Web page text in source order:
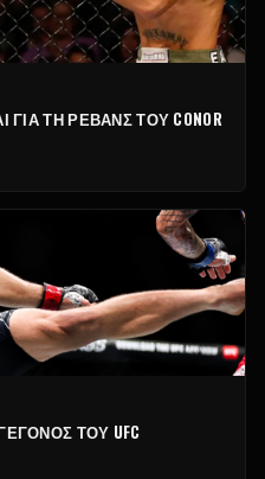
ΓΙΑ ΤΗ ΡΕΒΆΝΣ ΤΟΥ CONOR
ΤΟΥ UFC